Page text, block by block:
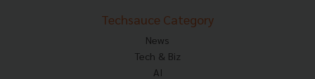
Techsauce Category
News
Tech & Biz
AI